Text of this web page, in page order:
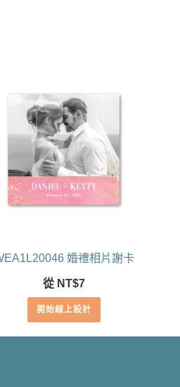
婚禮相片謝卡
從 NT$7
開始線上設計